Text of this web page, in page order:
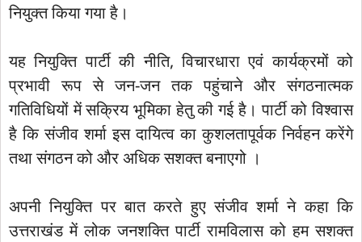
नियुक्त किया गया है।
यह नियुक्ति पार्टी की नीति, विचारधारा एवं कार्यक्रमों को
प्रभावी रूप से जन-जन तक पहुंचाने और संगठनात्मक
गतिविधियों में सक्रिय भूमिका हेतु की गई है। पार्टी को विश्वास
है कि संजीव शर्मा इस दायित्व का कुशलतापूर्वक निर्वहन करेंगे
तथा संगठन को और अधिक सशक्त बनाएगो ।
अपनी नियुक्ति पर बात करते हुए संजीव शर्मा ने कहा कि
उत्तराखंड में लोक जनशक्ति पार्टी रामविलास को हम सशक्त